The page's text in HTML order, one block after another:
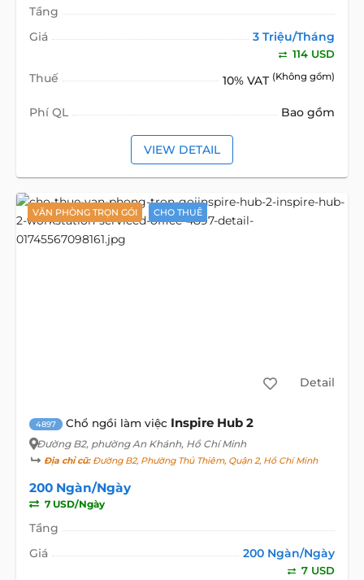
Tầng
Giá
3 Triệu/Tháng
114 USD
Thuế 10% VAT (Không gồm)
Phí QL Bao gồm
VIEW DETAIL
VĂN PHÒNG TRỌN GÓI CHO THUÊ
Detail
4897 Chổ ngồi làm việc Inspire Hub 2
Đường B2, phường An Khánh, Hồ Chí Minh
Địa chỉ cũ:Đường B2, Phường Thủ Thiêm, Quận 2, Hồ Chí Minh
200 Ngàn/Ngày
7 USD/Ngày
Tầng
Giá
200 Ngàn/Ngày
7 USD